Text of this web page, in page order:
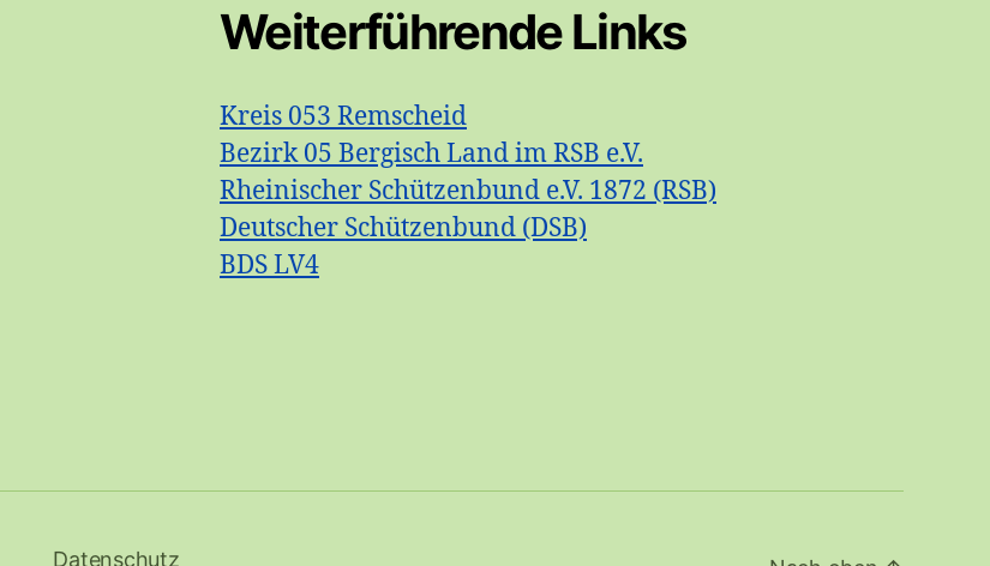
Weiterführende Links
Kreis 053 Remscheid
Bezirk 05 Bergisch Land im RSB e.V.
Rheinischer Schützenbund e.V. 1872 (RSB)
Deutscher Schützenbund (DSB)
BDS LV4
Datenschutz